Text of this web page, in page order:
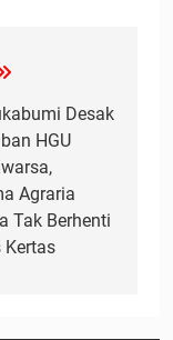
Desak
HGU
Agraria
Tak Berhenti
Kertas